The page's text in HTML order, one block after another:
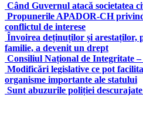
Când Guvernul atacă societatea
Propunerile APADOR-CH
conflictul de interese
Învoirea deținuților și arestaților,
familie, a devenit un drept
Consiliul Național de Integritate –
Modificări legislative ce pot
organisme importante ale statului
Sunt abuzurile poliției